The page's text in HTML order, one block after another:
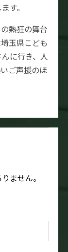
す。
熱狂の舞台
玉県こども
に行き、人
ご声援のほ
ません。